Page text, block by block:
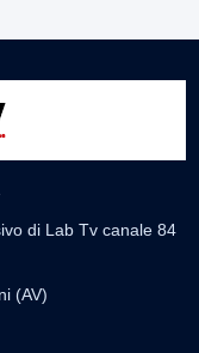
di Lab Tv canale 84
(AV)